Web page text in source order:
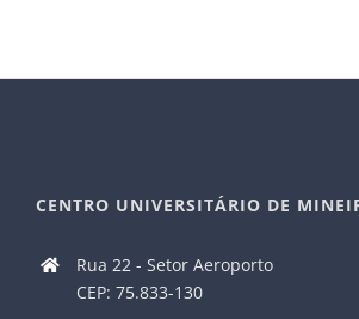
CENTRO UNIVERSITÁRIO DE
Rua 22 - Setor Aeroporto
CEP: 75.833-130